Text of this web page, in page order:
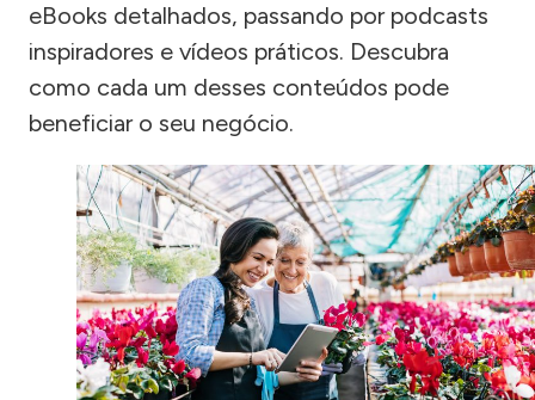
eBooks detalhados, passando por podcasts
inspiradores e vídeos práticos. Descubra
como cada um desses conteúdos pode
beneficiar o seu negócio.